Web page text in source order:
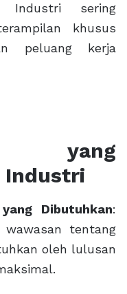
Industri sering
khusus
peluang kerja
yang
Industri
Dibutuhkan:
tentang
oleh lulusan